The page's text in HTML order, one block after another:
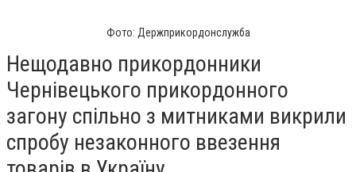
Фото: Держприкордонслужба
Нещодавно прикордонники
Чернівецького прикордонного
загону спільно з митниками викрили
спробу незаконного ввезення